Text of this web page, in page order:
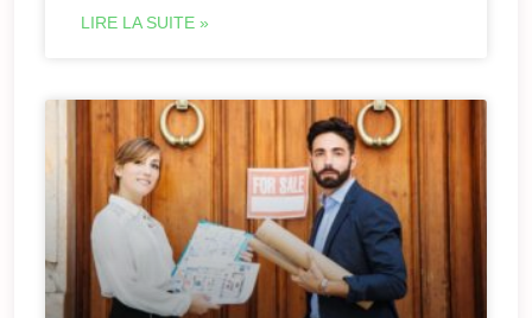
LIRE LA SUITE »